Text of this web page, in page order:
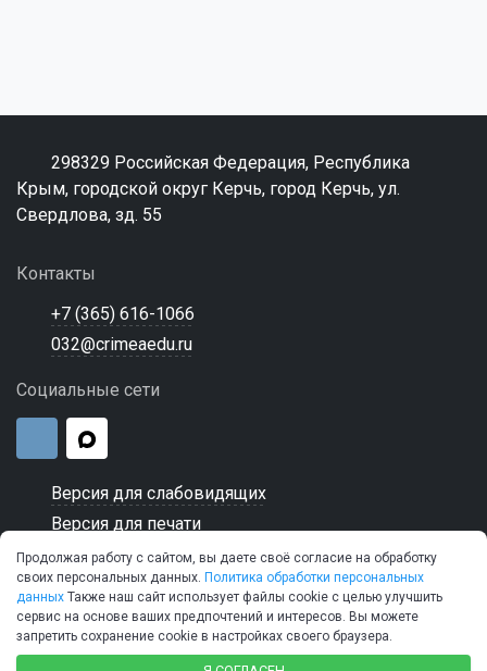
298329 Российская Федерация, Республика
Крым, городской округ Керчь, город Керчь, ул.
Свердлова, зд. 55
Контакты
+7 (365) 616-1066
032@crimeaedu.ru
Социальные сети
Версия для слабовидящих
Версия для печати
© 2026 ГБПОУ РК "Керченский морской технический
колледж"
Продолжая работу с сайтом, вы даете своё согласие на обработку
своих персональных данных. Политика обработки персональных
данных Также наш сайт использует файлы cookie с целью улучшить
сервис на основе ваших предпочтений и интересов. Вы можете
запретить сохранение cookie в настройках своего браузера.